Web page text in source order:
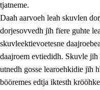
1.3
1.4
goerehtimmievæljoe
1.5 Eatnemem
1.6 Demokratije jïh
tjatneme.
Daah aarvoeh leah skuvlen
dorjesovvedh jïh fïere guhte
skuvleektievoetesne
daajroem evtiedidh. Skuvle
utnedh gosse learoehkidie jïh
bööremes edtja iktesth